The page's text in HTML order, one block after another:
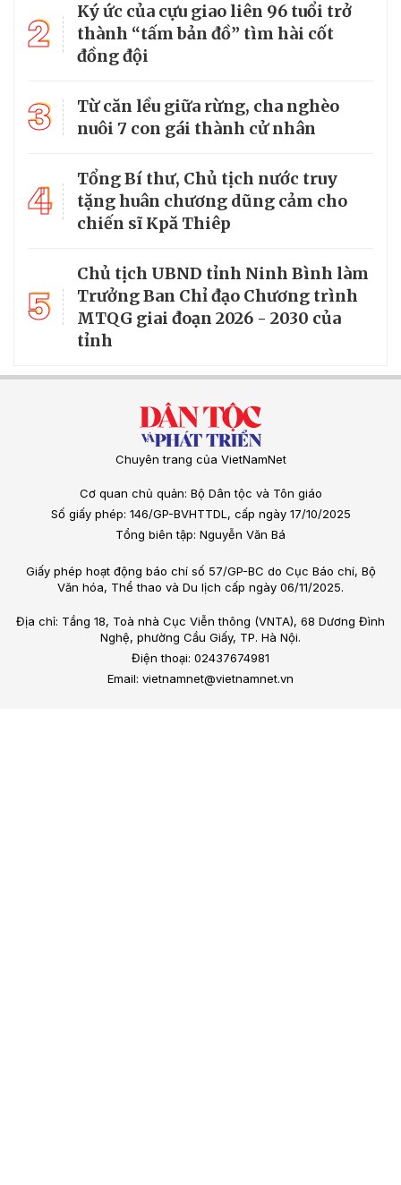
2
Ký ức của cựu giao liên 96 tuổi trở
thành “tấm bản đồ” tìm hài cốt
đồng đội
3
Từ căn lều giữa rừng, cha nghèo
nuôi 7 con gái thành cử nhân
4
Tổng Bí thư, Chủ tịch nước truy
tặng huân chương dũng cảm cho
chiến sĩ Kpă Thiêp
5
Chủ tịch UBND tỉnh Ninh Bình làm
Trưởng Ban Chỉ đạo Chương trình
MTQG giai đoạn 2026 - 2030 của
tỉnh
Chuyên trang của VietNamNet
Cơ quan chủ quản: Bộ Dân tộc và Tôn giáo
Số giấy phép: 146/GP-BVHTTDL, cấp ngày 17/10/2025
Tổng biên tập: Nguyễn Văn Bá
Giấy phép hoạt động báo chí số 57/GP-BC do Cục Báo chí, Bộ
Văn hóa, Thể thao và Du lịch cấp ngày 06/11/2025.
Địa chỉ: Tầng 18, Toà nhà Cục Viễn thông (VNTA), 68 Dương Đình
Nghệ, phường Cầu Giấy, TP. Hà Nội.
Điện thoại: 02437674981
Email: vietnamnet@vietnamnet.vn